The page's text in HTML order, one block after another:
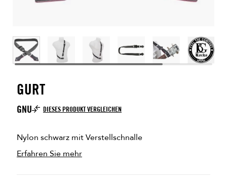
GURT
GNU DIESES PRODUKT VERGLEICHEN
Nylon schwarz mit Verstellschnalle
Erfahren Sie mehr